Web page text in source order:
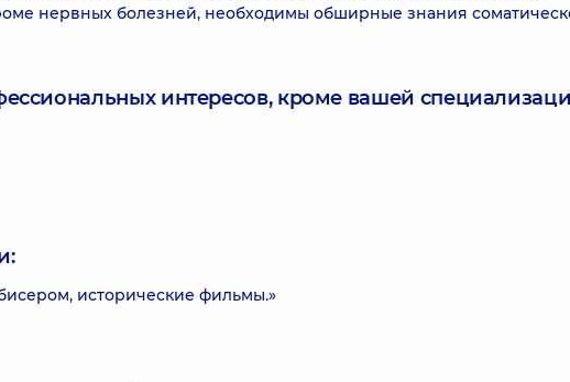
нервных болезней, необходимы обширные знания
интересов, кроме вашей
исторические фильмы.»